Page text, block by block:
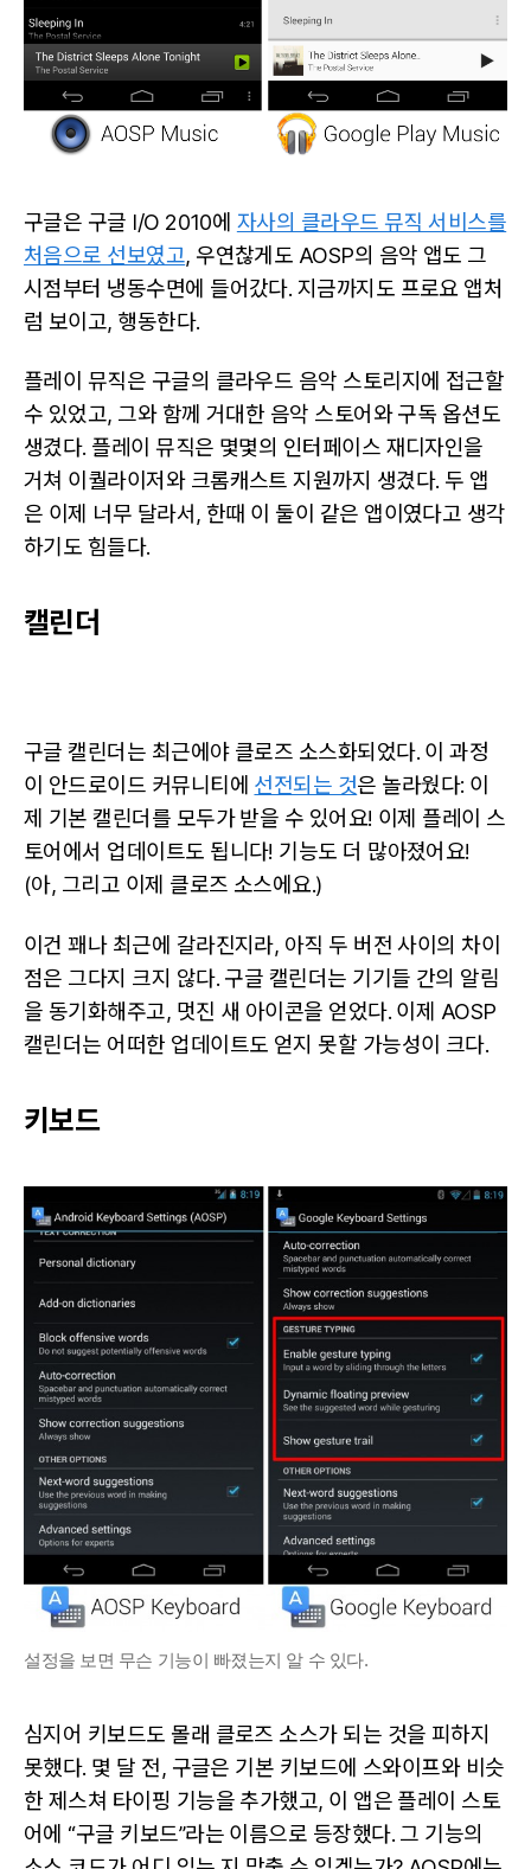
구글은 구글 I/O 2010에 자사의 클라우드 뮤직 서비스를
처음으로 선보였고, 우연찮게도 AOSP의 음악 앱도 그
시점부터 냉동수면에 들어갔다. 지금까지도 프로요 앱처
럼 보이고, 행동한다.
플레이 뮤직은 구글의 클라우드 음악 스토리지에 접근할
수 있었고, 그와 함께 거대한 음악 스토어와 구독 옵션도
생겼다. 플레이 뮤직은 몇몇의 인터페이스 재디자인을
거쳐 이퀄라이저와 크롬캐스트 지원까지 생겼다. 두 앱
은 이제 너무 달라서, 한때 이 둘이 같은 앱이였다고 생각
하기도 힘들다.
캘린더
구글 캘린더는 최근에야 클로즈 소스화되었다. 이 과정
이 안드로이드 커뮤니티에 선전되는 것은 놀라웠다: 이
제 기본 캘린더를 모두가 받을 수 있어요! 이제 플레이 스
토어에서 업데이트도 됩니다! 기능도 더 많아졌어요!
(아, 그리고 이제 클로즈 소스에요.)
이건 꽤나 최근에 갈라진지라, 아직 두 버전 사이의 차이
점은 그다지 크지 않다. 구글 캘린더는 기기들 간의 알림
을 동기화해주고, 멋진 새 아이콘을 얻었다. 이제 AOSP
캘린더는 어떠한 업데이트도 얻지 못할 가능성이 크다.
키보드
설정을 보면 무슨 기능이 빠졌는지 알 수 있다.
심지어 키보드도 몰래 클로즈 소스가 되는 것을 피하지
못했다. 몇 달 전, 구글은 기본 키보드에 스와이프와 비슷
한 제스쳐 타이핑 기능을 추가했고, 이 앱은 플레이 스토
어에 “구글 키보드”라는 이름으로 등장했다. 그 기능의